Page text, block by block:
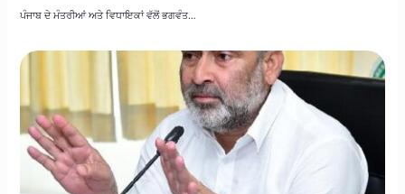
ਪੰਜਾਬ ਦੇ ਮੰਤਰੀਆਂ ਅਤੇ ਵਿਧਾਇਕਾਂ ਵੱਲੋਂ ਭਗਵੰਤ…